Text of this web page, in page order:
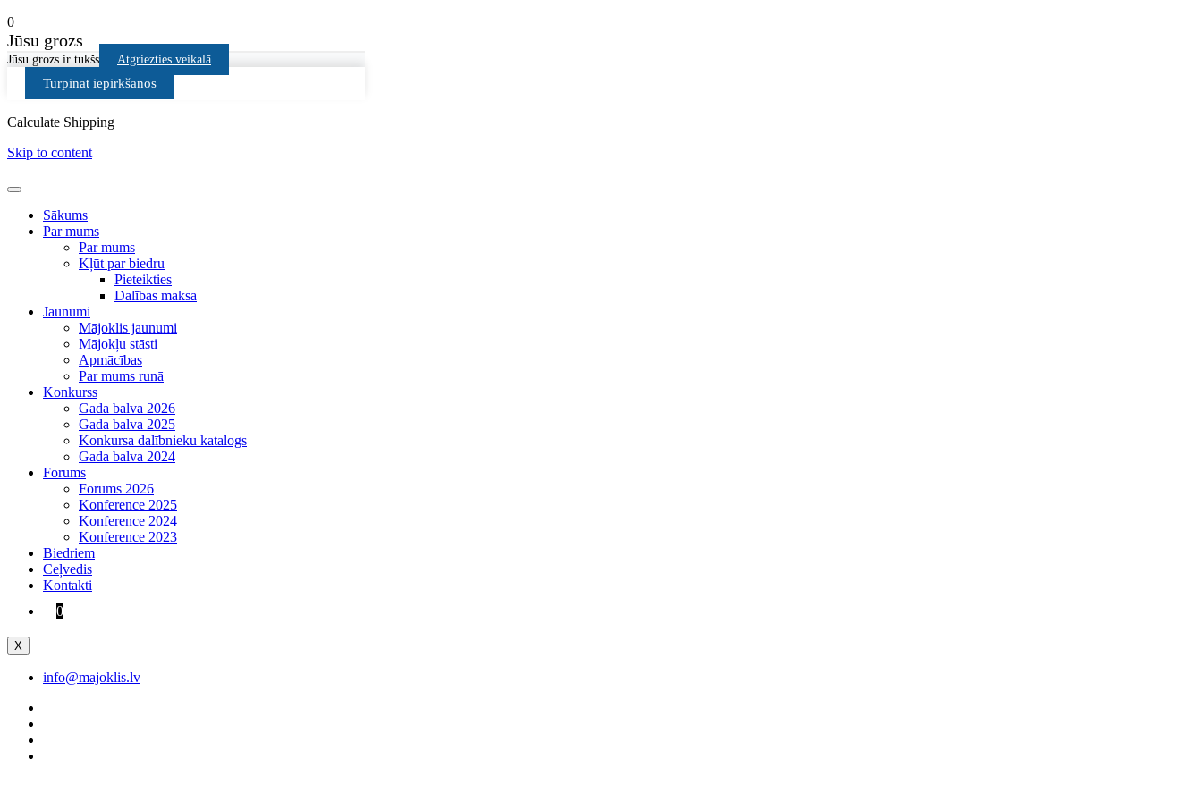
0
Jūsu grozs
Jūsu grozs ir tukšs Atgriezties veikalā
Turpināt iepirkšanos
Calculate Shipping
Skip to content
Sākums
Par mums
Par mums
Kļūt par biedru
Pieteikties
Dalības maksa
Jaunumi
Mājoklis jaunumi
Mājokļu stāsti
Apmācības
Par mums runā
Konkurss
Gada balva 2026
Gada balva 2025
Konkursa dalībnieku katalogs
Gada balva 2024
Forums
Forums 2026
Konference 2025
Konference 2024
Konference 2023
Biedriem
Ceļvedis
Kontakti
0
X
info@majoklis.lv